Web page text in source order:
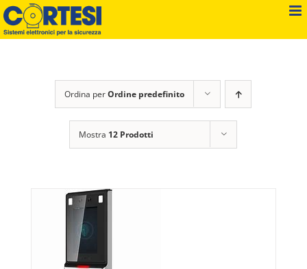
Salta
al
contenuto
Ordina perOrdine predefinito
Mostra 12 Prodotti